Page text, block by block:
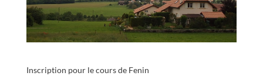
Inscription pour le cours de Fenin